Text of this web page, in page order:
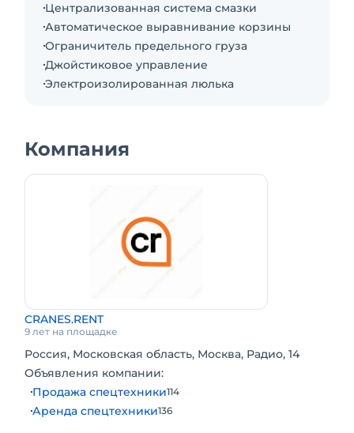
Полный привод: Нет
Максимальный угол наклона: 3.0°
Возможность преодолевать подъем: 23.00%
Подъемник в отличном состоянии, в наличии.
Все разрешения и документы Ростехнадзора!
Централизованная система смазки
Автоматическое выравнивание корзины
Ограничитель предельного груза
Джойстиковое управление
Электроизолированная люлька
Компания
CRANES.RENT
9 лет на площадке
Россия, Московская область, Москва, Радио, 14
Объявления компании:
Продажа спецтехники114
Аренда спецтехники136